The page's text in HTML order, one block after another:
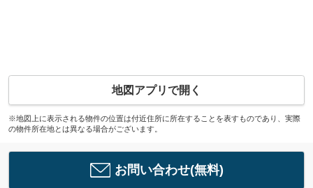
地図アプリで開く
※地図上に表示される物件の位置は付近住所に所在することを表すものであり、実際
の物件所在地とは異なる場合がございます。
お問い合わせ(無料)